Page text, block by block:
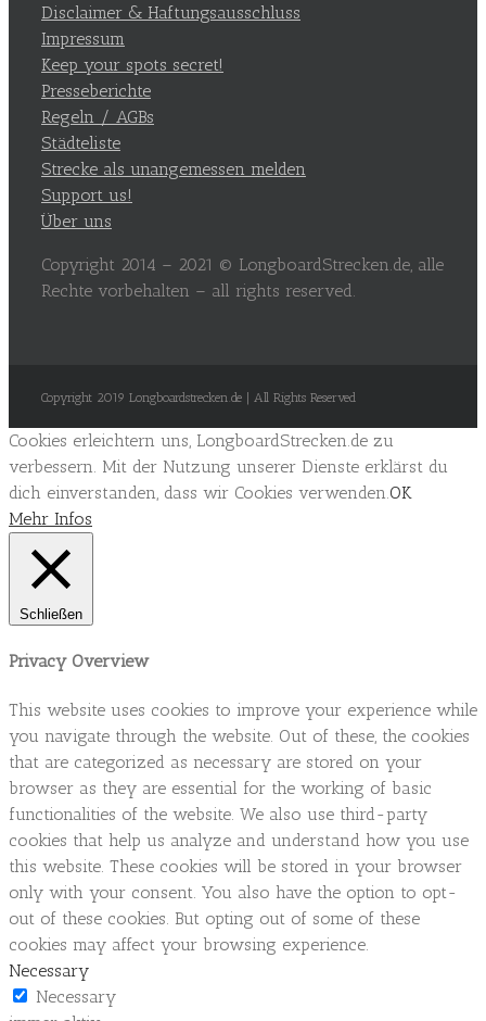
Disclaimer & Haftungsausschluss
Impressum
Keep your spots secret!
Presseberichte
Regeln / AGBs
Städteliste
Strecke als unangemessen melden
Support us!
Über uns
Copyright 2014 – 2021 © LongboardStrecken.de, alle
Rechte vorbehalten – all rights reserved.
Copyright 2019 Longboardstrecken.de | All Rights Reserved
Cookies erleichtern uns, LongboardStrecken.de zu
verbessern. Mit der Nutzung unserer Dienste erklärst du
dich einverstanden, dass wir Cookies verwenden. OK
Mehr Infos
Schließen
Privacy Overview
This website uses cookies to improve your experience while
you navigate through the website. Out of these, the cookies
that are categorized as necessary are stored on your
browser as they are essential for the working of basic
functionalities of the website. We also use third-party
cookies that help us analyze and understand how you use
this website. These cookies will be stored in your browser
only with your consent. You also have the option to opt-
out of these cookies. But opting out of some of these
cookies may affect your browsing experience.
Necessary
Necessary